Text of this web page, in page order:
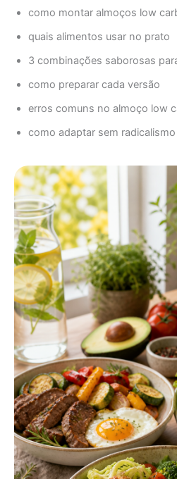
como montar almoços low
quais alimentos usar no prato
3 combinações saborosas
como preparar cada versão
erros comuns no almoço low
como adaptar sem radicalismo